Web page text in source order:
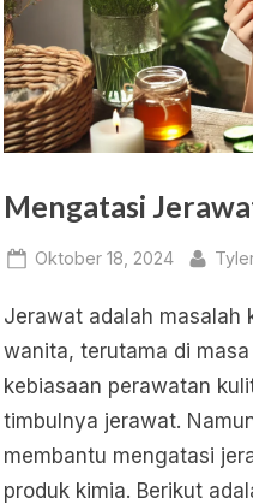
Mengatasi
Posted
Oktober 18, 2024 By
Jerawat adalah masalah
wanita, terutama di
kebiasaan perawatan
timbulnya jerawat.
membantu mengatasi
produk kimia. Berikut